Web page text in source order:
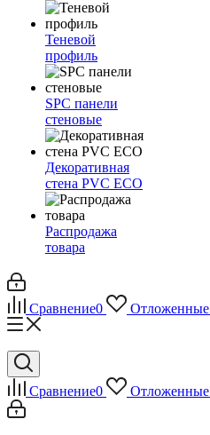
Теневой
профиль
SPC панели
стеновые
Декоративная
стена PVC ECO
Распродажа
товара
Сравнение0 Отложенные
Сравнение0 Отложенные